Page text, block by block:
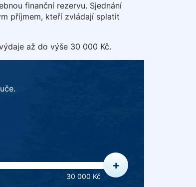
finanční rezervu. Sjednání
příjmem, kteří zvládají splatit
až do výše 30 000 Kč.
+
30 000 Kč